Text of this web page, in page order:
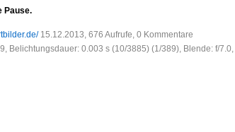
Pause.
15.12.2013, 676 Aufrufe, 0 Kommentare
Belichtungsdauer: 0.003 s (10/3885) (1/389), Blende: f/